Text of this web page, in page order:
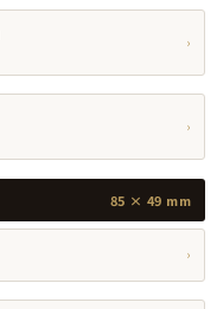
›
›
85 × 49 mm
›